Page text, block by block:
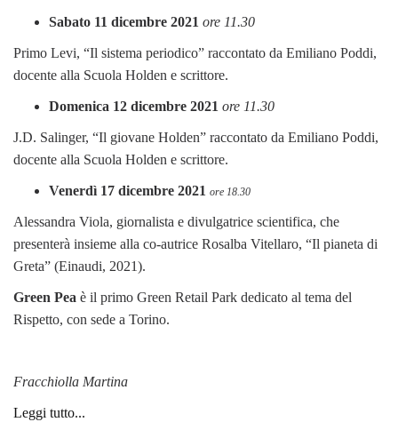
Sabato 11 dicembre 2021 ore 11.30
Primo Levi, “Il sistema periodico” raccontato da Emiliano Poddi,
docente alla Scuola Holden e scrittore.
Domenica 12 dicembre 2021 ore 11.30
J.D. Salinger, “Il giovane Holden” raccontato da Emiliano Poddi,
docente alla Scuola Holden e scrittore.
Venerdì 17 dicembre 2021 ore 18.30
Alessandra Viola, giornalista e divulgatrice scientifica, che
presenterà insieme alla co-autrice Rosalba Vitellaro, “Il pianeta di
Greta” (Einaudi, 2021).
Green Pea è il primo Green Retail Park dedicato al tema del
Rispetto, con sede a Torino.
Fracchiolla Martina
Leggi tutto...